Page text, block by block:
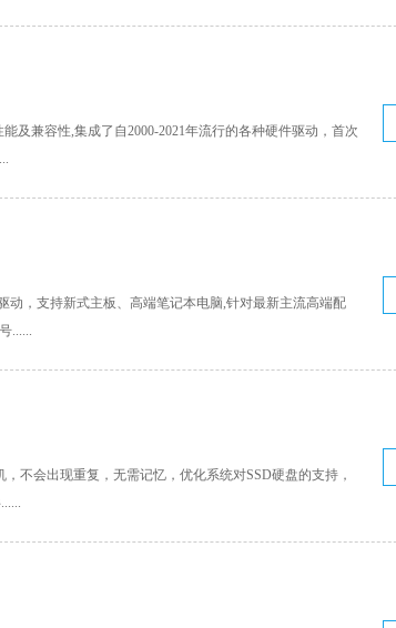
及兼容性,集成了自2000-2021年流行的各种硬件驱动，首次
动，支持新式主板、高端笔记本电脑,针对最新主流高端配
......
不会出现重复，无需记忆，优化系统对SSD硬盘的支持，